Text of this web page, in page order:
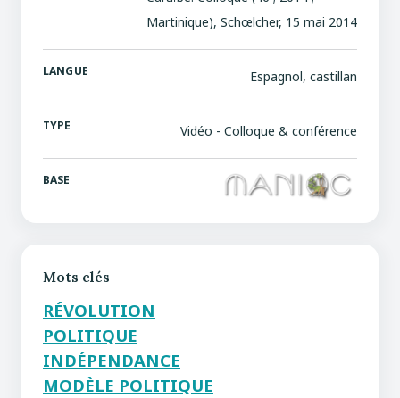
Martinique), Schœlcher, 15 mai 2014
LANGUE Espagnol, castillan
TYPE Vidéo - Colloque & conférence
BASE
Mots clés
RÉVOLUTION
POLITIQUE
INDÉPENDANCE
MODÈLE POLITIQUE